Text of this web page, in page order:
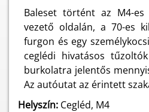
Baleset történt az M4-
vezető oldalán, a 70-es
furgon és egy
ceglédi hivatásos
burkolatra jelentős
Az autóutat az érintett
Helyszín: Cegléd, M4